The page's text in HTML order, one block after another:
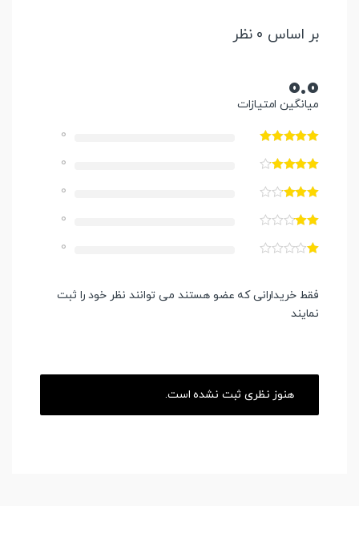
بر اساس 0 نظر
0.0
میانگین امتیازات
0
0
0
0
0
فقط خریدارانی که عضو هستند می توانند نظر خود را ثبت
نمایند
هنوز نظری ثبت نشده است.